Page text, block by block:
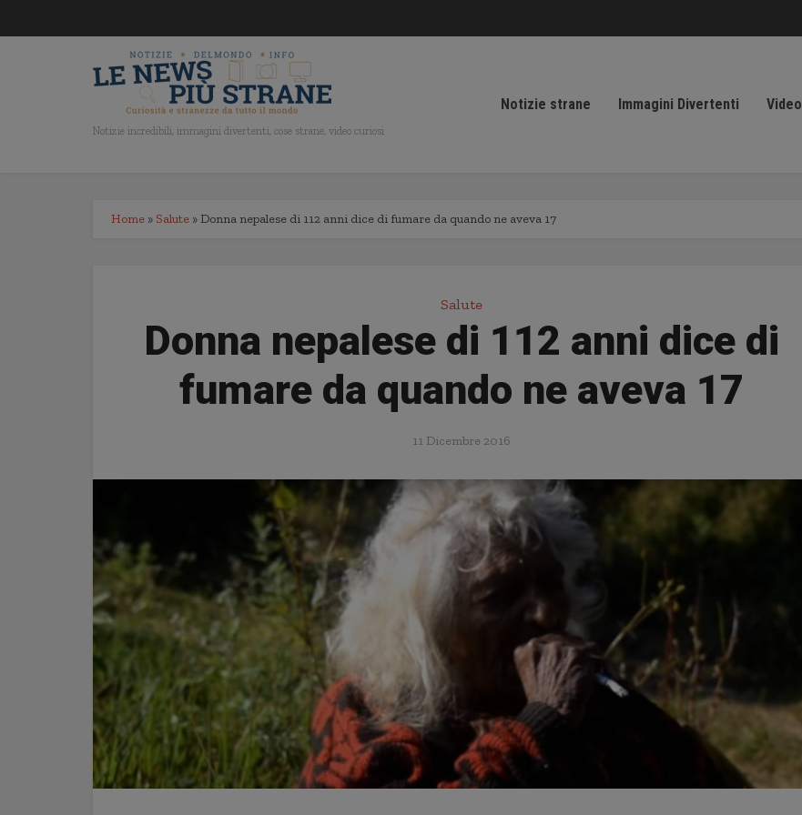
Notizie incredibili, immagini divertenti, cose strane, video curiosi
Notizie strane Immagini Divertenti Video
Home » Salute » Donna nepalese di 112 anni dice di fumare da quando ne aveva 17
Salute
Donna nepalese di 112 anni dice di
fumare da quando ne aveva 17
11 Dicembre 2016